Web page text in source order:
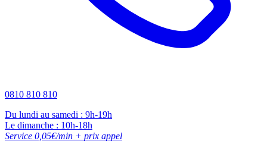
0810 810 810
Du lundi au samedi : 9h-19h
Le dimanche : 10h-18h
Service 0,05€/min + prix appel